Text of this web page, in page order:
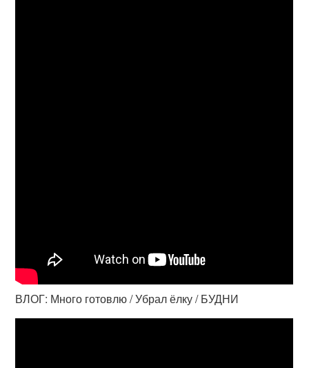
ВЛОГ: Много готовлю / Убрал ёлку / БУДНИ